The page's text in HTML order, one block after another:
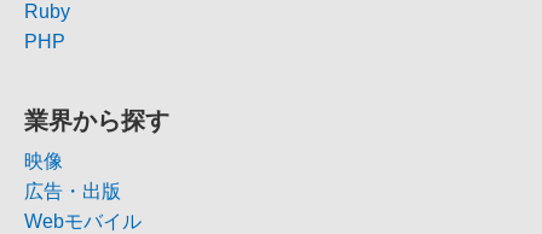
Ruby
PHP
業界から探す
映像
広告・出版
Webモバイル